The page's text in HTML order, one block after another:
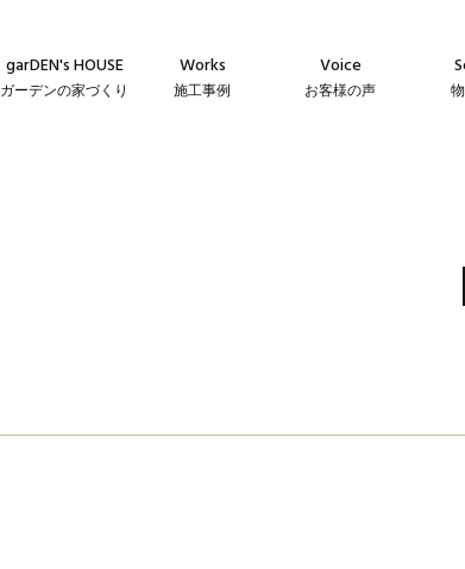
garDEN's HOUSE
ガーデンの家づくり
Works
施工事例
Voice
お客様の声
自